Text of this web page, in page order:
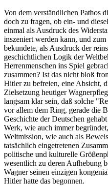
Von dem verständlichen Pathos
doch zu fragen, ob ein- und
einmal als Ausdruck des
inszeniert werden kann, und
bekundete, als Ausdruck der
geschichtlichen Logik der
Herrenmenschen ins Spiel
zusammen? Ist das nicht bloß
Hitler zu befreien, eine Absicht,
Zielsetzung heutiger
langsam klar sein, daß solche
vor allem dem Ring, gerade die
Geschichte der Deutschen
Werk, wie auch immer
Weltmission, wie auch als
tatsächlich eingetretenen
politische und kulturelle
wesentlich zu deren Aufhebung
Wagner seinen einzigen
Hitler hatte das begonnen.